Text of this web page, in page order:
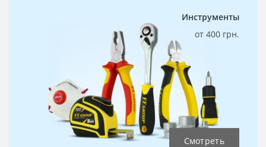
Инструменты
от 400 грн.
Смотреть